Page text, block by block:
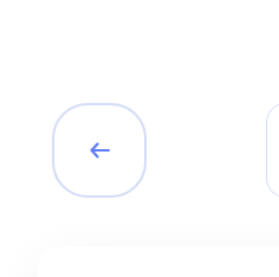
Система менеджмента
сертифицирована по
стандарту ISO 9001